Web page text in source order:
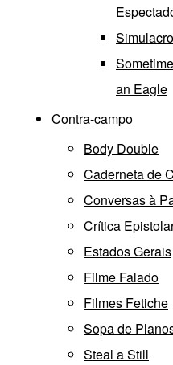
an Eagle
Contra-campo
Body Double
Caderneta de
Conversas à
Crítica
Estados Gerais
Filme Falado
Filmes Fetiche
Sopa de
Steal a Still